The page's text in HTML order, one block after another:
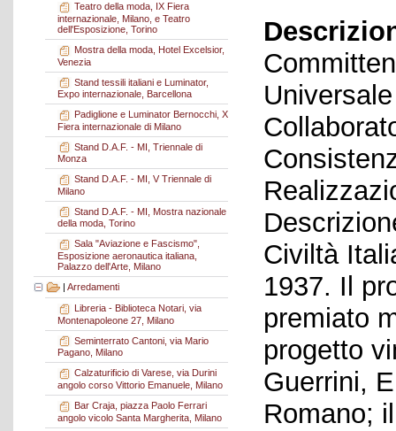
Teatro della moda, IX Fiera
internazionale, Milano, e Teatro
dell'Esposizione, Torino
Mostra della moda, Hotel Excelsior,
Venezia
Stand tessili italiani e Luminator,
Expo internazionale, Barcellona
Padiglione e Luminator Bernocchi, X
Fiera internazionale di Milano
Stand D.A.F. - MI, Triennale di
Monza
Stand D.A.F. - MI, V Triennale di
Milano
Stand D.A.F. - MI, Mostra nazionale
della moda, Torino
Sala "Aviazione e Fascismo",
Esposizione aeronautica italiana,
Palazzo dell'Arte, Milano
| Arredamenti
Libreria - Biblioteca Notari, via
Montenapoleone 27, Milano
Seminterrato Cantoni, via Mario
Pagano, Milano
Calzaturificio di Varese, via Durini
angolo corso Vittorio Emanuele, Milano
Bar Craja, piazza Paolo Ferrari
angolo vicolo Santa Margherita, Milano
Civiltà
1937. Il
premiato
progetto
Guerrini,
Romano;